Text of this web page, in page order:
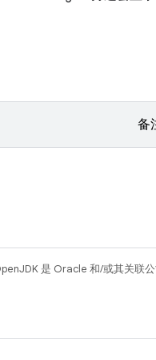
备
是 Oracle 和/或其关联公